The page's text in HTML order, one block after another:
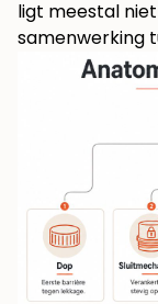
ligt meestal
samenwerking